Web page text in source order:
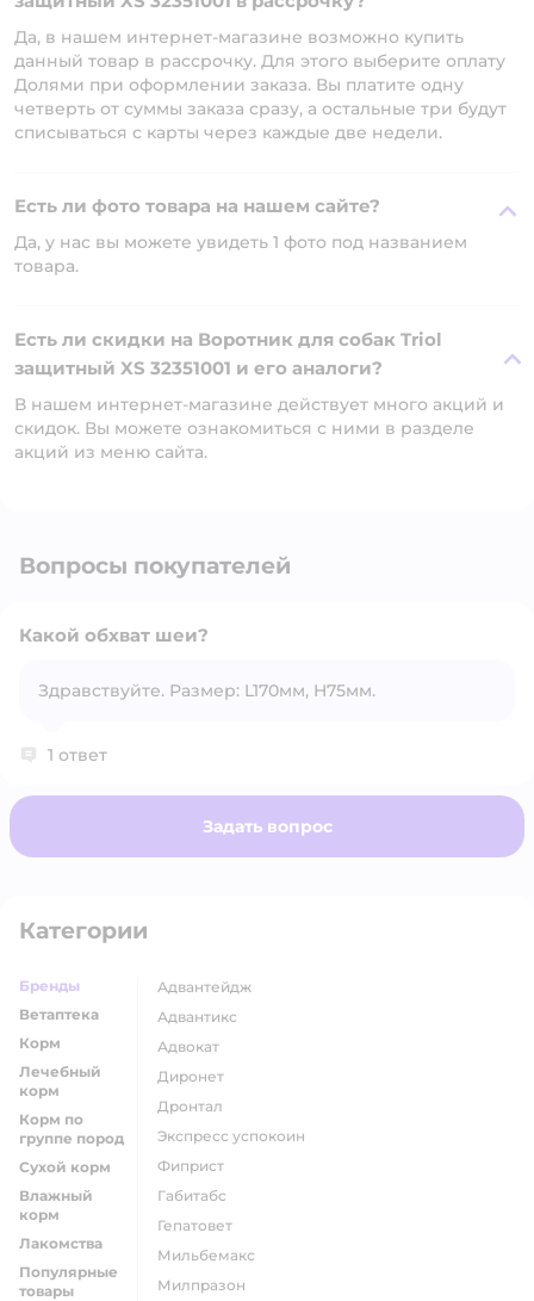
Да, в нашем интернет-магазине возможно купить
данный товар в рассрочку. Для этого выберите оплату
Долями при оформлении заказа. Вы платите одну
четверть от суммы заказа сразу, а остальные три будут
списываться с карты через каждые две недели.
Есть ли фото товара на нашем сайте?
Да, у нас вы можете увидеть 1 фото под названием
товара.
Есть ли скидки на Воротник для собак Triol
защитный XS 32351001 и его аналоги?
В нашем интернет-магазине действует много акций и
скидок. Вы можете ознакомиться с ними в разделе
акций из меню сайта.
Вопросы покупателей
Открыть вопрос
Какой обхват шеи?
Здравствуйте. Размер: L170мм, H75мм.
1 ответ
Задать вопрос
Категории
Бренды
Ветаптека
Корм
Лечебный
корм
Корм по
группе пород
Сухой корм
Влажный
корм
Лакомства
Популярные
товары
адвантейдж
адвантикс
адвокат
диронет
дронтал
экспресс успокоин
фиприст
габитабс
гепатовет
мильбемакс
милпразон